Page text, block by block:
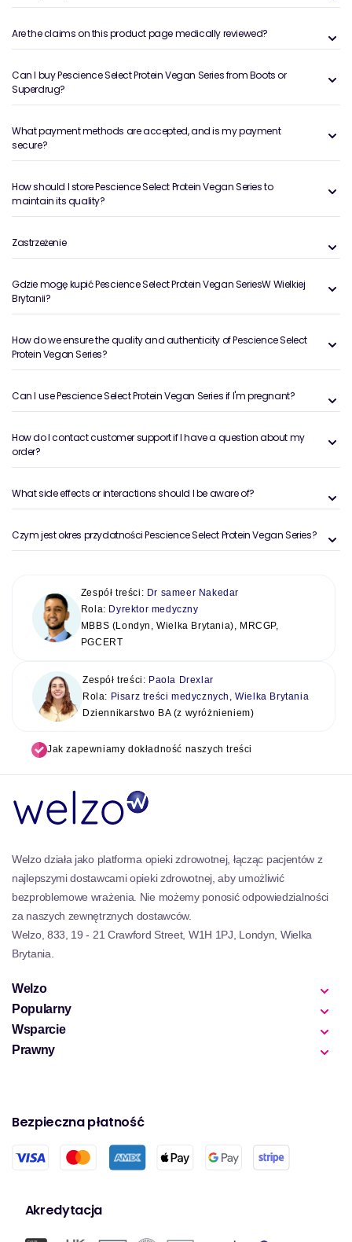
Are the claims on this product page medically reviewed?
Can I buy Pescience Select Protein Vegan Series from Boots or
Superdrug?
What payment methods are accepted, and is my payment
secure?
How should I store Pescience Select Protein Vegan Series to
maintain its quality?
Zastrzeżenie
Gdzie mogę kupić Pescience Select Protein Vegan SeriesW Wielkiej
Brytanii?
How do we ensure the quality and authenticity of Pescience Select
Protein Vegan Series?
Can I use Pescience Select Protein Vegan Series if I'm pregnant?
How do I contact customer support if I have a question about my
order?
What side effects or interactions should I be aware of?
Czym jest okres przydatności Pescience Select Protein Vegan Series?
Zespół treści: Dr sameer Nakedar
Rola: Dyrektor medyczny
MBBS (Londyn, Wielka Brytania), MRCGP,
PGCERT
Zespół treści: Paola Drexlar
Rola: Pisarz treści medycznych, Wielka Brytania
Dziennikarstwo BA (z wyróżnieniem)
Jak zapewniamy dokładność naszych treści
Welzo działa jako platforma opieki zdrowotnej, łącząc pacjentów z
najlepszymi dostawcami opieki zdrowotnej, aby umożliwić
bezproblemowe wrażenia. Nie możemy ponosić odpowiedzialności
za naszych zewnętrznych dostawców.
Welzo, 833, 19 - 21 Crawford Street, W1H 1PJ, Londyn, Wielka
Brytania.
Welzo
Popularny
Wsparcie
Prawny
Bezpieczna płatność
Akredytacja